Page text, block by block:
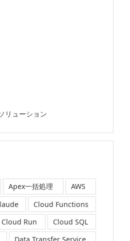
リューション
Apex一括処理
AWS
Cloud Functions
Cloud Run
Cloud SQL